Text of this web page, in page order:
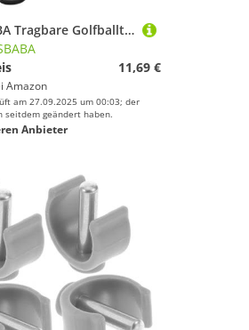
ROMISBABA Tragbare Golfballtasche aus Hochwertigem Elastisch und Langlebig mit Praktischem Gürtelclip zum Aufhängen Golftasche für Golfzubehör und Tees Kompakte Schwarze Umhängetasche
11,69 €
Amazon
am 27.09.2025 um 00:03; der
seitdem geändert haben.
Anbieter